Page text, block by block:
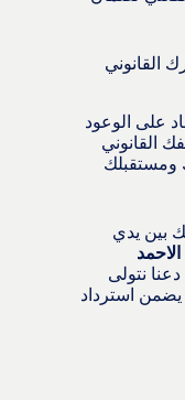
القانوني
على الوعود
القانوني
ومستقبلك
بين يدي
دعنا نتولى
يضمن استرداد